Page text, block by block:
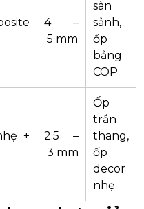
4 –
5 mm
sàn
sảnh,
ốp
bảng
COP
+
2.5 –
3 mm
Ốp
trần
thang,
ốp
decor
nhẹ